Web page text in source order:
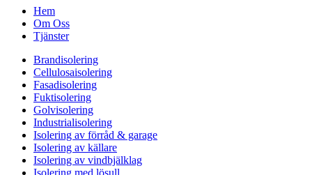
Hem
Om Oss
Tjänster
Brandisolering
Cellulosaisolering
Fasadisolering
Fuktisolering
Golvisolering
Industrialisolering
Isolering av förråd & garage
Isolering av källare
Isolering av vindbjälklag